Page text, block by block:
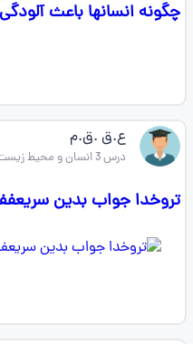
چگونه انسانها باعث
ع.ق .ق.م
درس 3 انسان و محیط زیست یازدهم
تروخدا جواب بدین